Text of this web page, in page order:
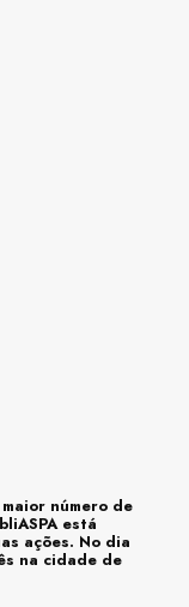
número de
está
ações. No dia
na cidade de